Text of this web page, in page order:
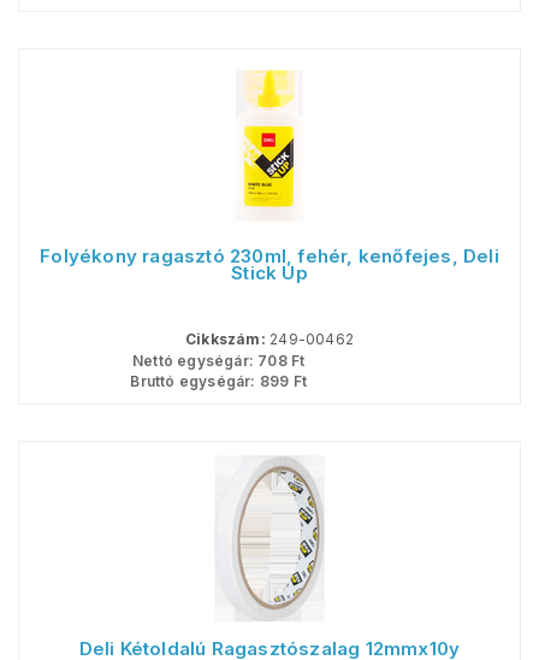
Folyékony ragasztó 230ml, fehér, kenőfejes, Deli
Stick Up
Cikkszám: 249-00462
Nettó egységár: 708Ft
Bruttó egységár: 899 Ft
Deli Kétoldalú Ragasztószalag 12mmx10y